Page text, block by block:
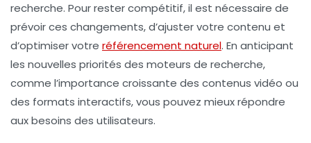
recherche. Pour rester compétitif, il est nécessaire de
prévoirces changements, d’ajuster votre contenu et
d’optimiser votre référencement naturel. En anticipant
les nouvelles priorités des moteurs de recherche,
comme l’importance croissante des contenus vidéo ou
des formats interactifs, vous pouvez mieux répondre
aux besoins des utilisateurs.